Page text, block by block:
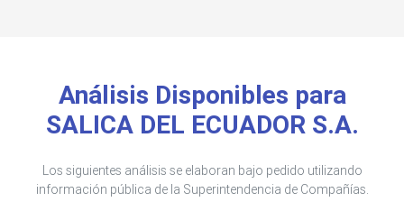
Análisis Disponibles para
SALICA DEL ECUADOR S.A.
Los siguientes análisis se elaboran bajo pedido utilizando
información pública de la Superintendencia de Compañías.